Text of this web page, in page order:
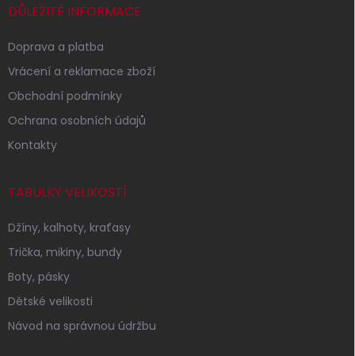
DŮLEŽITÉ INFORMACE
Doprava a platba
Vrácení a reklamace zboží
Obchodní podmínky
Ochrana osobních údajů
Kontakty
TABULKY VELIKOSTÍ
Džíny, kalhoty, kraťasy
Trička, mikiny, bundy
Boty, pásky
Dětské velikosti
Návod na správnou údržbu